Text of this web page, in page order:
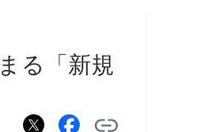
る「新規